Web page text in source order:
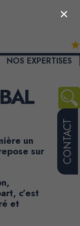
CONTACT
NOS EXPERTISES
un
sur
c’est
et
×